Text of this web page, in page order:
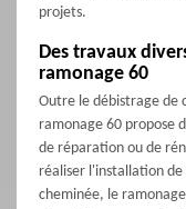
projets.
Des travaux
ramonage 60
Outre le débistrage de
ramonage 60 propose
de réparation ou de
réaliser l'installation
cheminée, le